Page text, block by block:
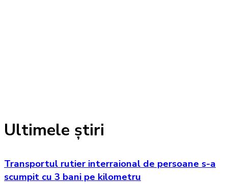
Ultimele știri
Transportul rutier interraional de persoane s-a
scumpit cu 3 bani pe kilometru